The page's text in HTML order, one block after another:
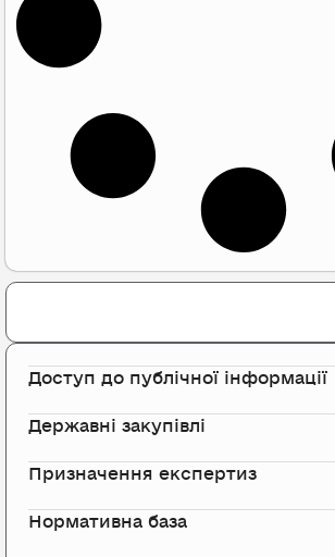
Search
Доступ до публічної інформації
Державні закупівлі
Призначення експертиз
Нормативна база